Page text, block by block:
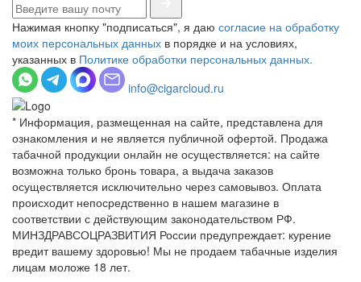
Нажимая кнопку "подписаться", я даю согласие на обработку
моих персональных данных в порядке и на условиях,
указанных в Политике обработки персональных данных.
info@cigarcloud.ru
* Информация, размещенная на сайте, представлена для
ознакомления и не является публичной офертой. Продажа
табачной продукции онлайн не осуществляется: на сайте
возможна только бронь товара, а выдача заказов
осуществляется исключительно через самовывоз. Оплата
происходит непосредственно в нашем магазине в
соответствии с действующим законодательством РФ.
МИНЗДРАВСОЦРАЗВИТИЯ России предупреждает: курение
вредит вашему здоровью! Мы не продаем табачные изделия
лицам моложе 18 лет.